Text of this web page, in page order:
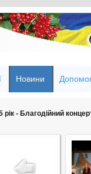
Новини
рік - Благодійний